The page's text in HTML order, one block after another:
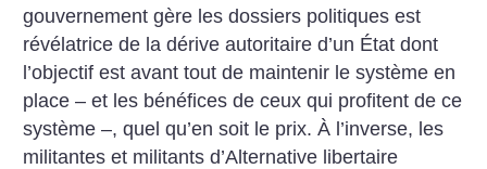
gouvernement gère les dossiers politiques est
révélatrice de la dérive autoritaire d’un État dont
l’objectif est avant tout de maintenir le système en
place – et les bénéfices de ceux qui profitent de ce
système –, quel qu’en soit le prix. À l’inverse, les
militantes et militants d’Alternative libertaire